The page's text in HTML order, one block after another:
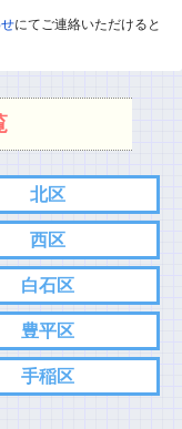
コメント欄ではなく
ご連絡お願い致しま
。
にてご連絡いただけると
北区
西区
白石区
豊平区
手稲区